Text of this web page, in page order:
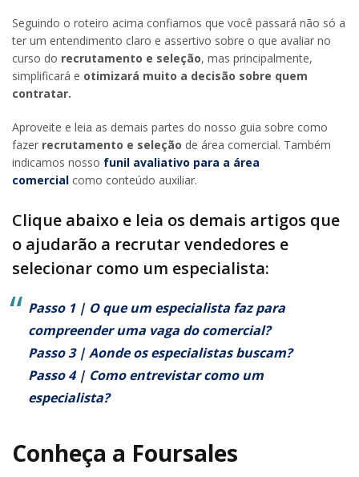
Seguindo o roteiro acima confiamos que você passará não só a
ter um entendimento claro e assertivo sobre o que avaliar no
curso do recrutamento e seleção, mas principalmente,
simplificará e otimizará muito a decisão sobre quem
contratar.
Aproveite e leia as demais partes do nosso guia sobre como
fazer recrutamento e seleção de área comercial. Também
indicamos nosso funil avaliativo para a área
comercial como conteúdo auxiliar.
Clique abaixo e leia os demais artigos que
o ajudarão a recrutar vendedores e
selecionar como um especialista:
Passo 1 | O que um especialista faz para
compreender uma vaga do comercial?
Passo 3 |Aonde os especialistas buscam?
Passo 4 | Como entrevistar como um
especialista?
Conheça a Foursales